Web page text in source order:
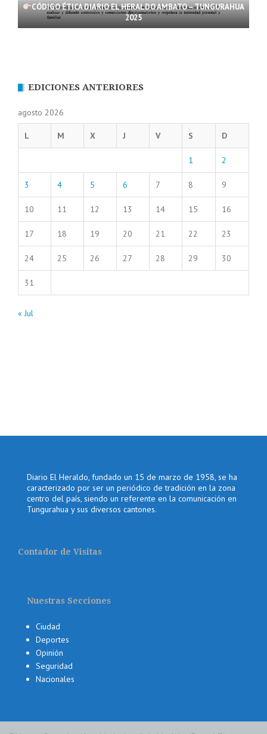
CÓDIGO ÉTICA DIARIO EL HERALDO AMBATO – TUNGURAHUA
2025
EDICIONES ANTERIORES
agosto 2026
L M X J V S D
1 2
3 4 5 6 7 8 9
10 11 12 13 14 15 16
17 18 19 20 21 22 23
24 25 26 27 28 29 30
31
« Jul
Diario El Heraldo, fundado un 15 de marzo de 1958, se ha
caracterizado por ser un periódico de tradición en la zona
centro del país, siendo un referente en la comunicación en
Tungurahua y sus diversos cantones.
Contador de Visitas
Nuestras Secciones
Ciudad
Deportes
Opinión
Seguridad
Nacionales